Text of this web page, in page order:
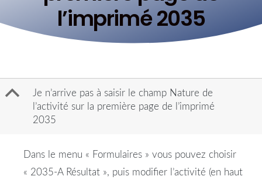
l’imprimé 2035
B
Je n’arrive pas à saisir le champ Nature de
l’activité sur la première page de l’imprimé
2035
Dans le menu « Formulaires » vous pouvez choisir
« 2035-A Résultat », puis modifier l’activité (en haut